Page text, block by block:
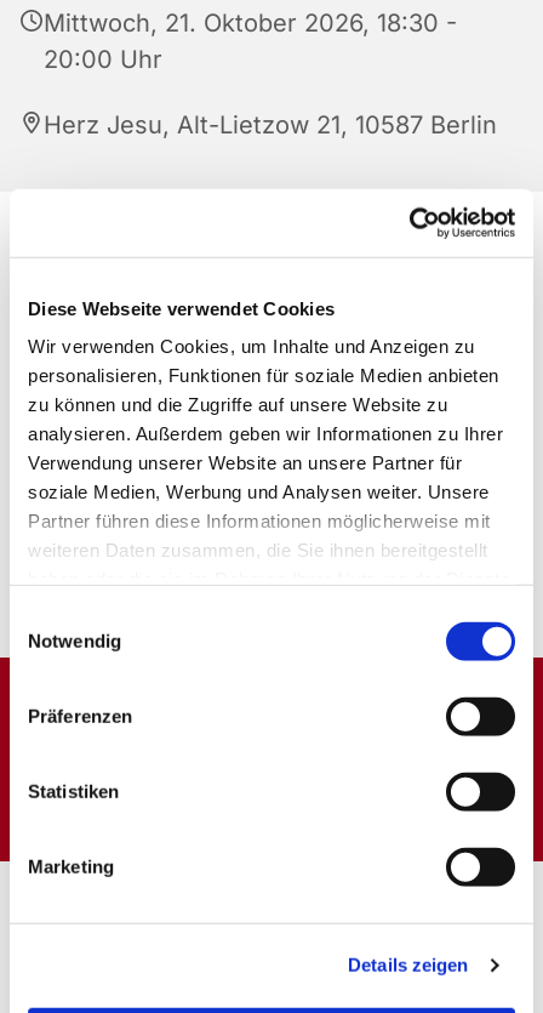
Diese Webseite verwendet Cookies
Wir verwenden Cookies, um Inhalte und Anzeigen zu
personalisieren, Funktionen für soziale Medien anbieten
zu können und die Zugriffe auf unsere Website zu
analysieren. Außerdem geben wir Informationen zu Ihrer
Verwendung unserer Website an unsere Partner für
soziale Medien, Werbung und Analysen weiter. Unsere
Partner führen diese Informationen möglicherweise mit
weiteren Daten zusammen, die Sie ihnen bereitgestellt
Notwendig
Präferenzen
Statistiken
Marketing
Details zeigen
Mittwoch, 21. Oktober 2026, 18:30 -
20:00 Uhr
Herz Jesu, Alt-Lietzow 21, 10587 Berlin